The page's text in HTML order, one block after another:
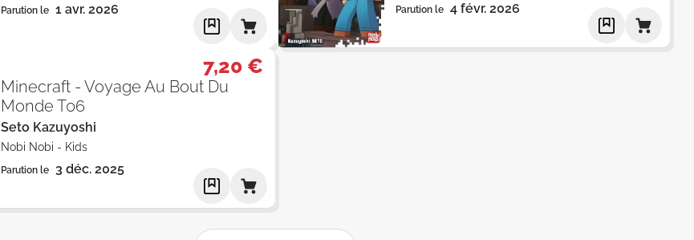
Parution le 1 avr. 2026 Parution le 4 févr. 2026
7,20 €
Minecraft - Voyage Au Bout Du
Monde T06
Seto Kazuyoshi
Nobi Nobi - Kids
Parution le 3 déc. 2025